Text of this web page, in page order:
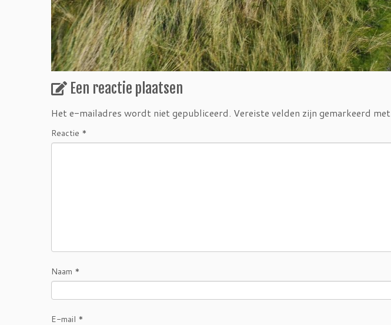
Een reactie plaatsen
Het e-mailadres wordt niet gepubliceerd. Vereiste velden zijn gemarkeerd met
Reactie *
Naam *
E-mail *